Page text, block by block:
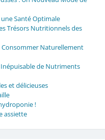
Santé Optimale
Trésors Nutritionnels des
Consommer Naturellement
Inépuisable de Nutriments
et délicieuses
hydroponie !
assiette